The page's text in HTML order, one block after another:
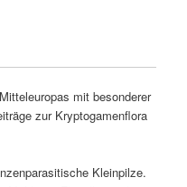
mit besonderer
zur Kryptogamenflora
Kleinpilze.